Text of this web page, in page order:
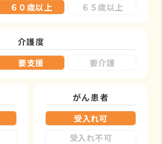
６０歳以上 ６５歳以上
介護度
要支援 要介護
がん患者
受入れ可
受入れ不可